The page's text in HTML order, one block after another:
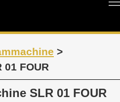
>
01 FOUR
SLR 01 FOUR